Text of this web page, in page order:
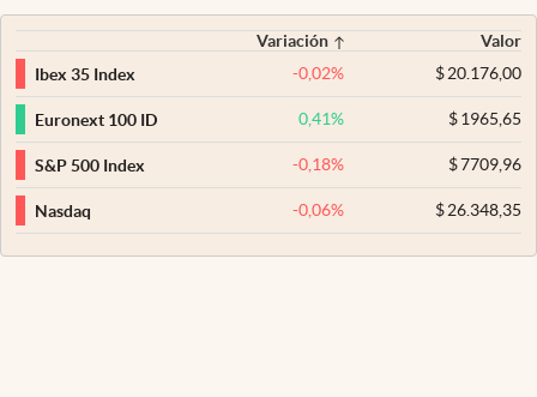
Variación
Valor
Ibex 35 Index
-0,02% $20.176,00
Euronext 100 ID 0,41% $1965,65
S&P 500 Index -0,18% $7709,96
Nasdaq -0,06% $26.348,35